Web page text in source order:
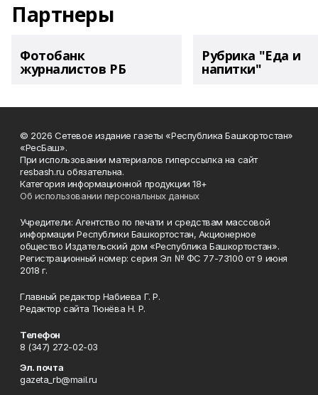
Партнеры
Фотобанк
журналистов РБ
Рубрика "Еда и
напитки"
© 2026 Сетевое издание газеты «Республика Башкортостан»
«РесБаш».
При использовании материалов гиперссылка на сайт
resbash.ru обязательна.
Категория информационной продукции 18+
Об использовании персональных данных
Учредители: Агентство по печати и средствам массовой
информации Республики Башкортостан, Акционерное
общество Издательский дом «Республика Башкортостан».
Регистрационный номер: серия Эл № ФС 77-73100 от 9 июня
2018 г.
Главный редактор Набиева Г. Р.
Редактор сайта Тюнёва Н. Р.
Телефон
8 (347) 272-02-03
Эл. почта
gazeta_rb@mail.ru